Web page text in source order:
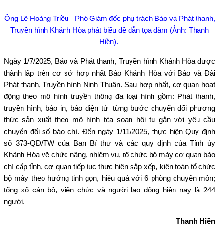
Ông Lê Hoàng Triều - Phó Giám đốc phụ trách Báo và Phát thanh,
Truyền hình Khánh Hòa phát biểu đề dẫn tọa đàm (Ảnh: Thanh
Hiền).
Ngày 1/7/2025, Báo và Phát thanh, Truyền hình Khánh Hòa được
thành lập trên cơ sở hợp nhất Báo Khánh Hòa với Báo và Đài
Phát thanh, Truyền hình Ninh Thuận. Sau hợp nhất, cơ quan hoạt
động theo mô hình truyền thông đa loại hình gồm: Phát thanh,
truyền hình, báo in, báo điện tử; từng bước chuyển đổi phương
thức sản xuất theo mô hình tòa soạn hội tụ gắn với yêu cầu
chuyển đổi số báo chí. Đến ngày 1/11/2025, thực hiện Quy định
số 373-QĐ/TW của Ban Bí thư và các quy định của Tỉnh ủy
Khánh Hòa về chức năng, nhiệm vụ, tổ chức bộ máy cơ quan báo
chí cấp tỉnh, cơ quan tiếp tục thực hiện sắp xếp, kiện toàn tổ chức
bộ máy theo hướng tinh gọn, hiệu quả với 6 phòng chuyên môn;
tổng số cán bộ, viên chức và người lao động hiện nay là 244
người.
Thanh Hiền